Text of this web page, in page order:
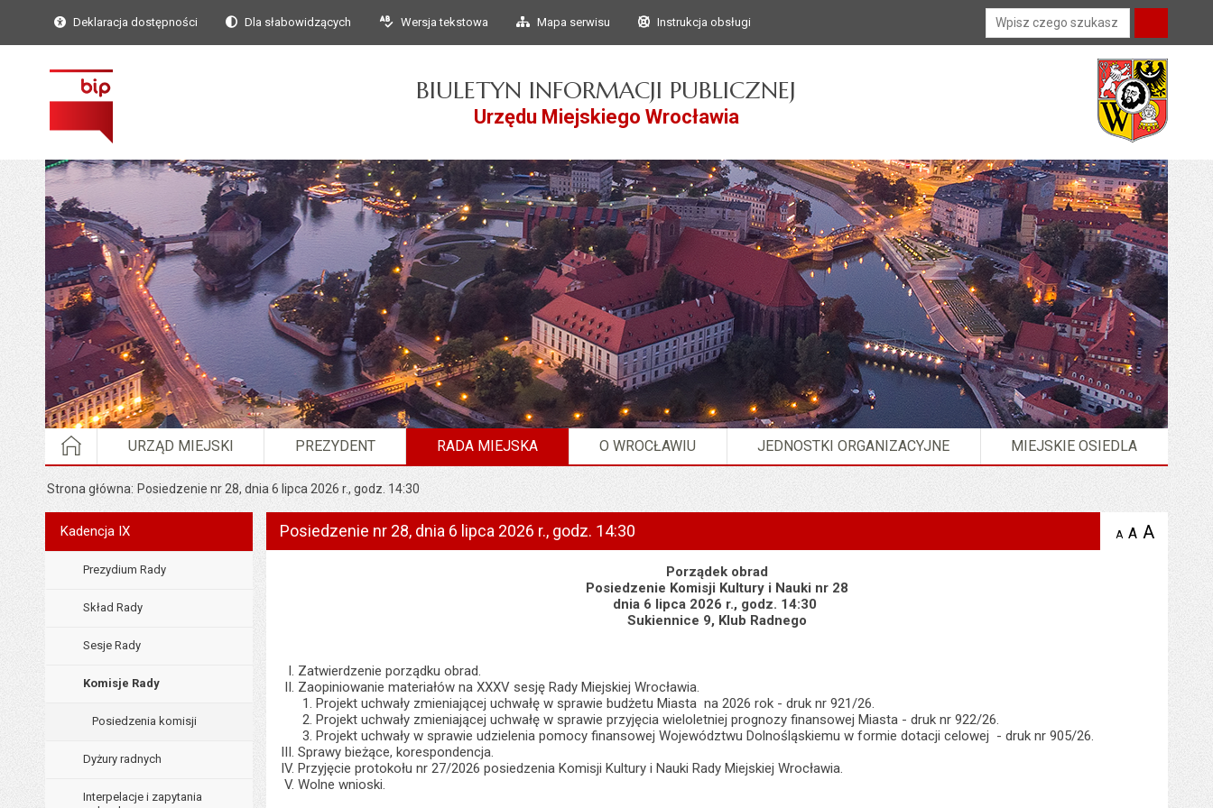
Przejdź do głównego
Przejdź do treści
Deklaracja dostępności Dla słabowidzących Wersja tekstowa Mapa serwisu Instrukcja obsługi Wyszukiwarka
BIULETYN INFORMACJI PUBLICZNEJ
Urzędu Miejskiego Wrocławia
STRONA GŁÓWNA
URZĄD MIEJSKI PREZYDENT RADA MIEJSKA O WROCŁAWIU JEDNOSTKI ORGANIZACYJNE MIEJSKIE OSIEDLA
Strona główna Posiedzenie nr 28, dnia 6 lipca 2026 r., godz. 14:30
MenuRada Miejska
Kadencja IX
Prezydium Rady
Skład Rady
Sesje Rady
Komisje Rady
Posiedzenia komisji
Dyżury radnych
Interpelacje i zapytania
Posiedzenie nr 28, dnia 6 lipca 2026 r., godz. 14:30 A zmniejsz
A domyślna
A
Porządek obrad
Posiedzenie Komisji Kultury i Nauki nr 28
dnia 6 lipca 2026 r., godz. 14:30
Sukiennice 9, Klub Radnego
Zatwierdzenie porządku obrad.
Zaopiniowanie materiałów na XXXV sesję Rady Miejskiej Wrocławia.
Projekt uchwały zmieniającej uchwałę w sprawie budżetu Miasta na 2026 rok - druk nr 921/26.
Projekt uchwały zmieniającej uchwałę w sprawie przyjęcia wieloletniej prognozy finansowej Miasta - druk nr 922/26.
Projekt uchwały w sprawie udzielenia pomocy finansowej Województwu Dolnośląskiemu w formie dotacji celowej - druk nr 905/26.
Sprawy bieżące, korespondencja.
Przyjęcie protokołu nr 27/2026 posiedzenia Komisji Kultury i Nauki Rady Miejskiej Wrocławia.
Wolne wnioski.